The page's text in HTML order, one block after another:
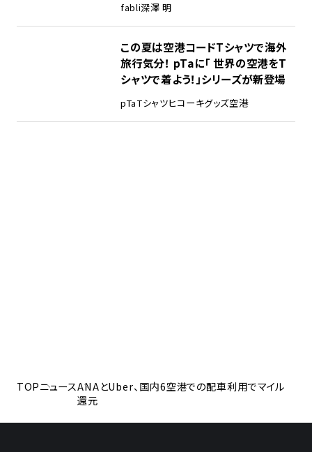
fabli深澤 明
この夏は空港コードTシャツで海外
旅行気分！ pTaに「 世界の空港をT
シャツで着よう！」シリーズが新登場
pTaTシャツヒコーキグッズ空港
TOPニュースANAとUber、国内6空港での配車利用でマイル
還元